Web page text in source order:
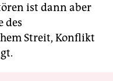
ist dann aber
des
Streit, Konflikt